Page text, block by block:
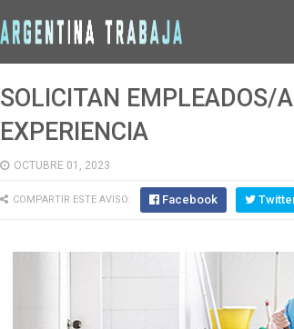
SOLICITAN EMPLEADOS/
EXPERIENCIA
OCTUBRE 01, 2023
COMPARTIR ESTE AVISO: Facebook